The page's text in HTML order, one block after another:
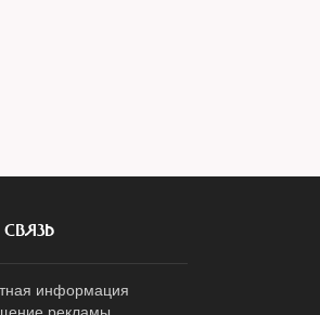
информация
рекламы